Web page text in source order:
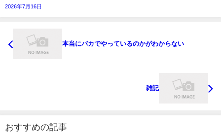
2026年7月16日
本当にバカでやっているのかがわからない
雑記
おすすめの記事